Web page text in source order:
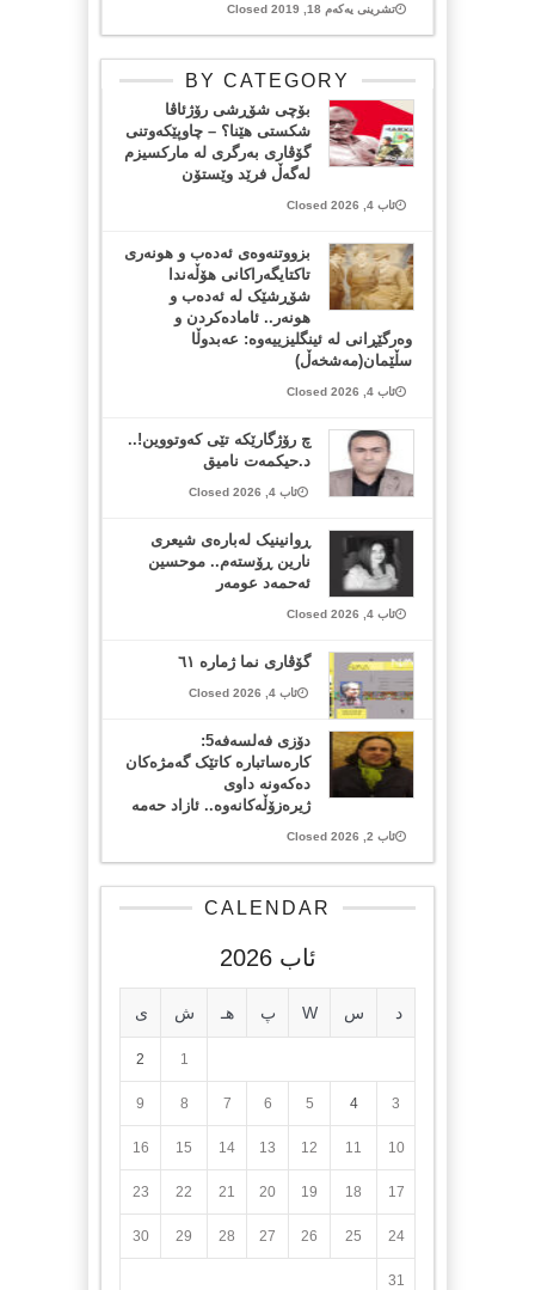
تشرینی یەکەم 18, 2019 Closed
BY CATEGORY
بۆچی شۆڕشی رۆژئاڤا
شکستی هێنا؟ – چاوپێکەوتنی
گۆڤاری بەرگری لە مارکسیزم
لەگەڵ فرێد وێستۆن
ئاب 4, 2026 Closed
بزووتنەوەی ئەدەب و هونەری
تاکتایگەراکانی هۆڵەندا
شۆڕشێک لە ئەدەب و
هونەر.. ئامادەکردن و
وەرگێڕانی لە ئینگلیزییەوە: عەبدوڵا
سڵێمان(مەشخەڵ)
ئاب 4, 2026 Closed
چ رۆژگارێکە تێی کەوتووین!..
د.حیکمەت نامیق
ئاب 4, 2026 Closed
ڕوانینیک لەبارەى شیعرى
نارین ڕۆستەم.. موحسین
ئەحمەد عومەر
ئاب 4, 2026 Closed
گۆڤاری نما ژمارە ٦١
ئاب 4, 2026 Closed
دۆزی فەلسەفە5:
کارەساتبارە کاتێک گەمژەکان
دەکەونە داوی
ژیرەزۆڵەکانەوە.. ئازاد حەمە
ئاب 2, 2026 Closed
CALENDAR
ئاب 2026
د س W پ هـ ش ی
1
2
3
4
5
6
7
8
9
10
11
12
13
14
15
16
17
18
19
20
21
22
23
24
25
26
27
28
29
30
31